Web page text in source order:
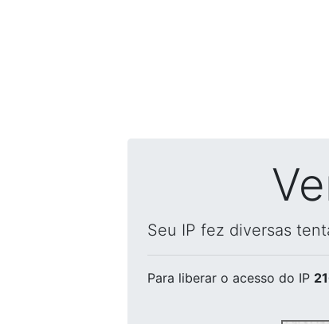
Seu IP fez diversas
Para liberar o acesso do IP